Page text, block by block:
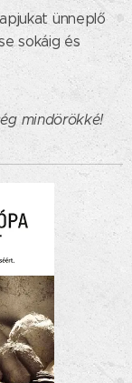
ünneplő
sokáig és
mindörökké!